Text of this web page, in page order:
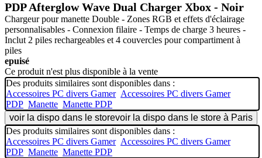
PDP Afterglow Wave Dual Charger Xbox - Noir
Chargeur pour manette Double - Zones RGB et effets d'éclairage
personnalisables - Connexion filaire - Temps de charge 3 heures -
Inclut 2 piles rechargeables et 4 couvercles pour compartiment à
piles
epuisé
Ce produit n'est plus disponible à la vente
Des produits similaires sont disponibles dans :
Accessoires PC divers Gamer Accessoires PC divers Gamer
PDP Manette Manette PDP
voir la dispo dans le storevoir la dispo dans le store à Paris
Des produits similaires sont disponibles dans :
Accessoires PC divers Gamer Accessoires PC divers Gamer
PDP Manette Manette PDP